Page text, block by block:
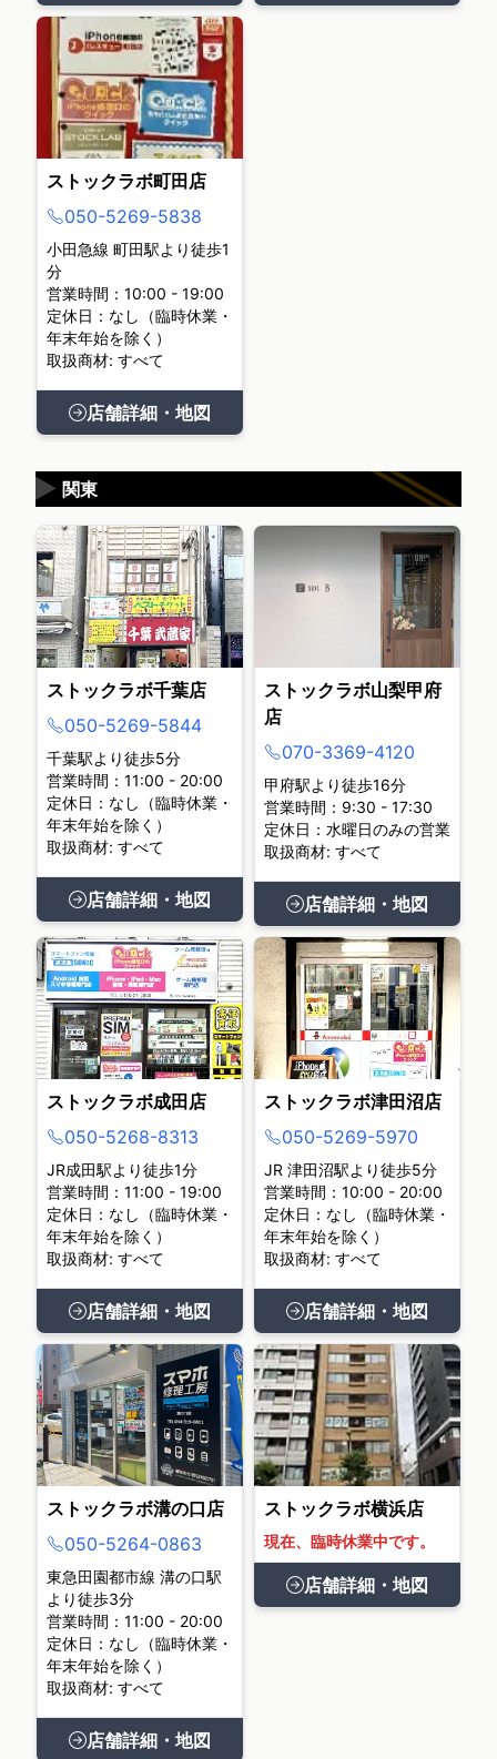
ストックラボ町田店
050-5269-5838
小田急線 町田駅より徒歩1
分
営業時間：10:00 - 19:00
定休日：なし（臨時休業・
年末年始を除く）
取扱商材: すべて
店舗詳細・地図
関東
▶
ストックラボ千葉店
050-5269-5844
千葉駅より徒歩5分
営業時間：11:00 - 20:00
定休日：なし（臨時休業・
年末年始を除く）
取扱商材: すべて
店舗詳細・地図
ストックラボ山梨甲府
店
070-3369-4120
甲府駅より徒歩16分
営業時間：9:30 - 17:30
定休日：水曜日のみの営業
取扱商材: すべて
店舗詳細・地図
ストックラボ成田店
050-5268-8313
JR成田駅より徒歩1分
営業時間：11:00 - 19:00
定休日：なし（臨時休業・
年末年始を除く）
取扱商材: すべて
店舗詳細・地図
ストックラボ津田沼店
050-5269-5970
JR 津田沼駅より徒歩5分
営業時間：10:00 - 20:00
定休日：なし（臨時休業・
年末年始を除く）
取扱商材: すべて
店舗詳細・地図
ストックラボ溝の口店
050-5264-0863
東急田園都市線 溝の口駅
より徒歩3分
営業時間：11:00 - 20:00
定休日：なし（臨時休業・
年末年始を除く）
取扱商材: すべて
店舗詳細・地図
ストックラボ横浜店
現在、臨時休業中です。
店舗詳細・地図